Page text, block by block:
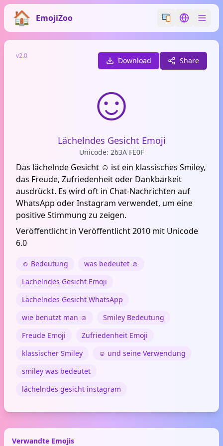
EmojiZoo Switch emoji
Switch
v2.0
Download Share
☺️
Lächelndes Gesicht Emoji
Unicode: 263A FE0F
Das lächelnde Gesicht ☺️ ist ein klassisches Smiley,
das Freude, Zufriedenheit oder Dankbarkeit
ausdrückt. Es wird oft in Chat-Nachrichten auf
WhatsApp oder Instagram verwendet, um eine
positive Stimmung zu zeigen.
Veröffentlicht in Veröffentlicht 2010 mit Unicode
6.0
☺️ Bedeutung
was bedeutet ☺️
Lächelndes Gesicht Emoji
Lächelndes Gesicht WhatsApp
wie benutzt man ☺️
Smiley Bedeutung
Freude Emoji
Zufriedenheit Emoji
klassischer Smiley
☺️ und seine Verwendung
smiley was bedeutet
lächelndes gesicht instagram
Verwandte Emojis